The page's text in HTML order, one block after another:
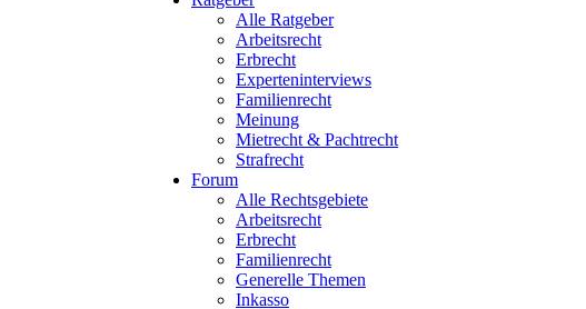
Alle Ratgeber
Arbeitsrecht
Erbrecht
Experteninterviews
Familienrecht
Meinung
Mietrecht & Pachtrecht
Strafrecht
Forum
Alle Rechtsgebiete
Arbeitsrecht
Erbrecht
Familienrecht
Generelle Themen
Inkasso